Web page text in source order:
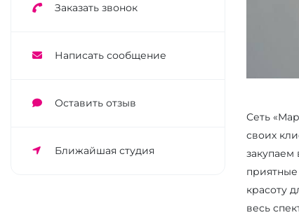
Заказать звонок
Написать сообщение
Оставить отзыв
Ближайшая студия
Сеть
своих
закупаем
красоту
весь